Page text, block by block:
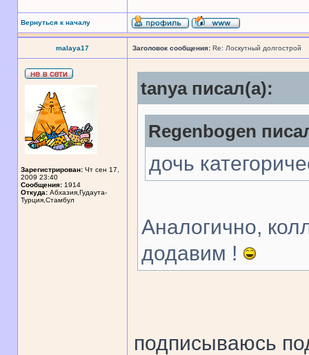
Вернуться к началу
malaya17 Заголовок сообщения: Re: Лоскутный долгострой
Зарегистрирован: Чт сен 17,
2009 23:40
Сообщения: 1914
Откуда: Абхазия,Гудаута-
Турция,Стамбул
tanya писал(а):
Regenbogen
дочь
Аналогично,
додавим !
подписываюсь